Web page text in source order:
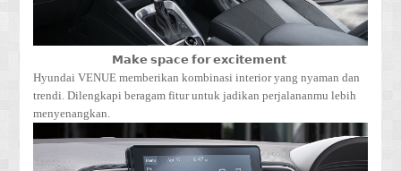
𝗠𝗮𝗸𝗲 𝘀𝗽𝗮𝗰𝗲 𝗳𝗼𝗿 𝗲𝘅𝗰𝗶𝘁𝗲𝗺𝗲𝗻𝘁
Hyundai VENUE memberikan kombinasi interior yang nyaman dan
trendi. Dilengkapi beragam fitur untuk jadikan perjalananmu lebih
menyenangkan.